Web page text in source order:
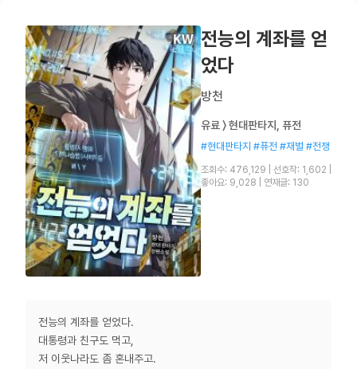
전능의 계좌를 얻
었다
방천
유료 〉 현대판타지, 퓨전
#현대판타지 #퓨전 #재벌 #전쟁
조회수: 476,129 선호작: 1,602
좋아요: 9,028
연재글: 130
전능의 계좌를 얻었다.
대통령과 친구도 먹고,
저 이웃나라도 좀 혼내주고.